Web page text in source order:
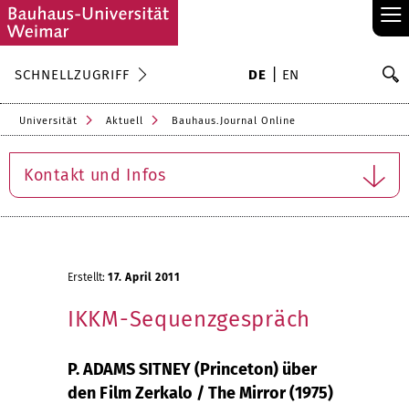
≡
SCHNELLZUGRIFF DE EN
Universität Aktuell Bauhaus.Journal Online
Kontakt und Infos
Erstellt: 17. April 2011
IKKM-Sequenzgespräch
P. ADAMS SITNEY (Princeton) über
den Film Zerkalo / The Mirror (1975)